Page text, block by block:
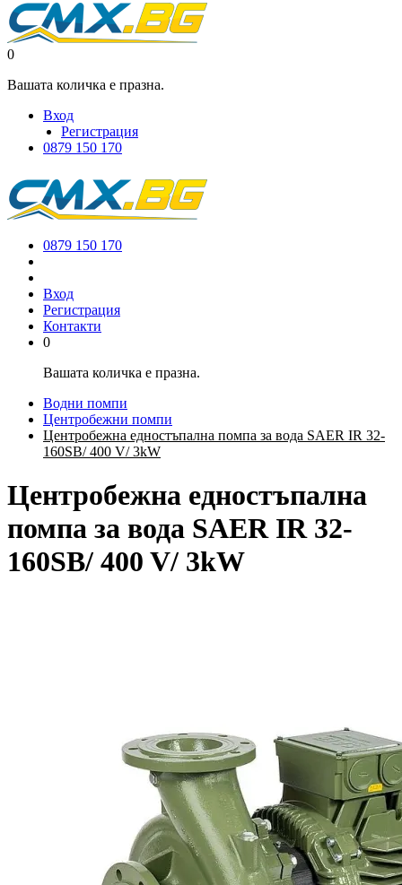
0
Вашата количка е празна.
Вход
Регистрация
0879 150 170
0879 150 170
Вход
Регистрация
Контакти
0
Вашата количка е празна.
Водни помпи
Центробежни помпи
Центробежна едностъпална помпа за вода SAER IR 32-
160SB/ 400 V/ 3kW
Центробежна едностъпална
помпа за вода SAER IR 32-
160SB/ 400 V/ 3kW